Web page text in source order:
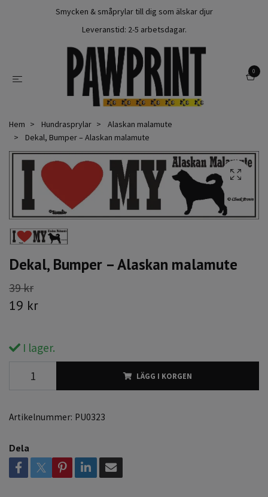
Smycken & småprylar till dig som älskar djur
Leveranstid: 2-5 arbetsdagar.
0
Hem Hundrasprylar
Alaskan malamute
Dekal, Bumper – Alaskan malamute
Dekal, Bumper – Alaskan malamute
39 kr
19 kr
I lager.
LÄGG I KORGEN
Artikelnummer: PU0323
Dela